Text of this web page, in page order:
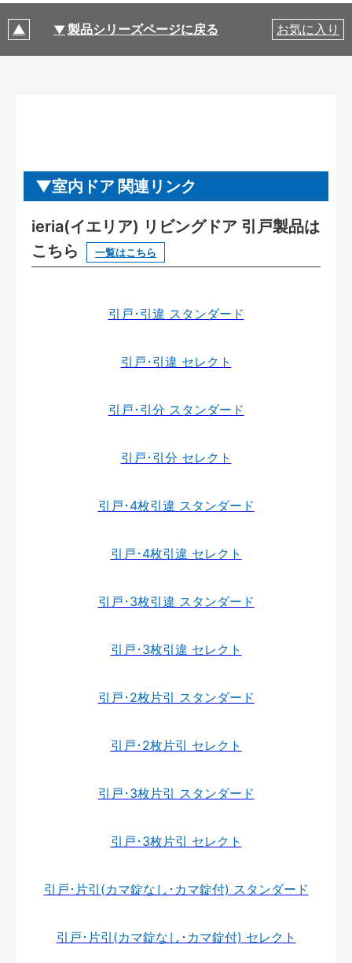
製品シリーズページに戻る お気に入り
室内ドア 関連リンク
ieria(イエリア) リビングドア 引戸製品は
こちら
一覧はこちら
引戸･引違 スタンダード
引戸･引違 セレクト
引戸･引分 スタンダード
引戸･引分 セレクト
引戸･4枚引違 スタンダード
引戸･4枚引違 セレクト
引戸･3枚引違 スタンダード
引戸･3枚引違 セレクト
引戸･2枚片引 スタンダード
引戸･2枚片引 セレクト
引戸･3枚片引 スタンダード
引戸･3枚片引 セレクト
引戸･片引(カマ錠なし･カマ錠付) スタンダード
引戸･片引(カマ錠なし･カマ錠付) セレクト